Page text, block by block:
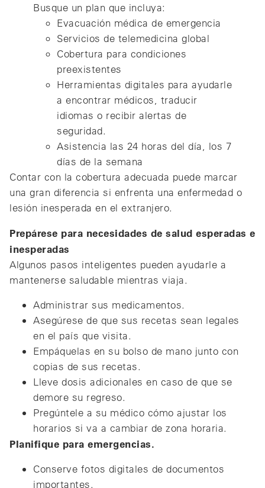
Busque un plan que incluya:
Evacuación médica de emergencia
Servicios de telemedicina global
Cobertura para condiciones
preexistentes
Herramientas digitales para ayudarle
a encontrar médicos, traducir
idiomas o recibir alertas de
seguridad.
Asistencia las 24 horas del día, los 7
días de la semana
Contar con la cobertura adecuada puede marcar
una gran diferencia si enfrenta una enfermedad o
lesión inesperada en el extranjero.
Prepárese para necesidades de salud esperadas e
inesperadas
Algunos pasos inteligentes pueden ayudarle a
mantenerse saludable mientras viaja.
Administrar sus medicamentos.
Asegúrese de que sus recetas sean legales
en el país que visita.
Empáquelas en su bolso de mano junto con
copias de sus recetas.
Lleve dosis adicionales en caso de que se
demore su regreso.
Pregúntele a su médico cómo ajustar los
horarios si va a cambiar de zona horaria.
Planifique para emergencias.
Conserve fotos digitales de documentos
importantes.